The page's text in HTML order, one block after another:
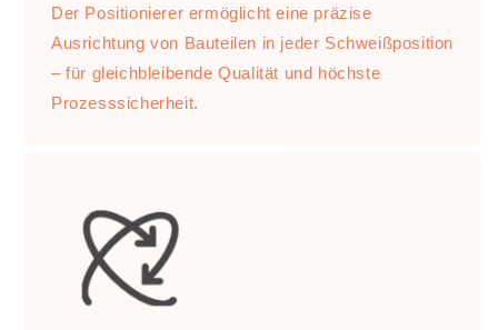
Der Positionierer ermöglicht eine präzise
Ausrichtung von Bauteilen in jeder Schweißposition
– für gleichbleibende Qualität und höchste
Prozesssicherheit.